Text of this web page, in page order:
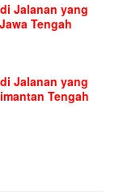
Jalanan yang
Tengah
Jalanan yang
Tengah